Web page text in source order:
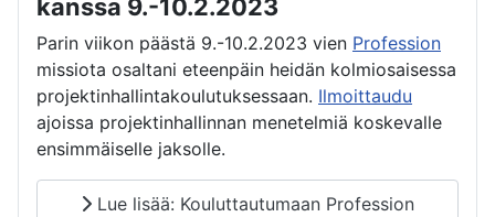
kanssa 9.-10.2.2023
Parin viikon päästä 9.-10.2.2023 vien Profession
missiota osaltani eteenpäin heidän kolmiosaisessa
projektinhallintakoulutuksessaan. Ilmoittaudu
ajoissa projektinhallinnan menetelmiä koskevalle
ensimmäiselle jaksolle.
Lue lisää: Kouluttautumaan Profession